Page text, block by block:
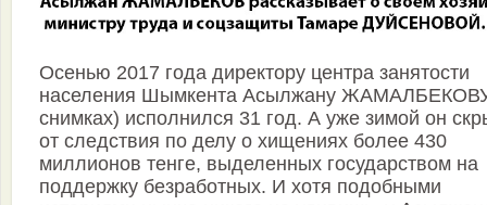
Осенью 2017 года директору центра занятости
населения Шымкента Асылжану
снимках) исполнился 31 год. А уже зимой он
от следствия по делу о хищениях более 430
миллионов тенге, выделенных государством на
поддержку безработных. И хотя подобными